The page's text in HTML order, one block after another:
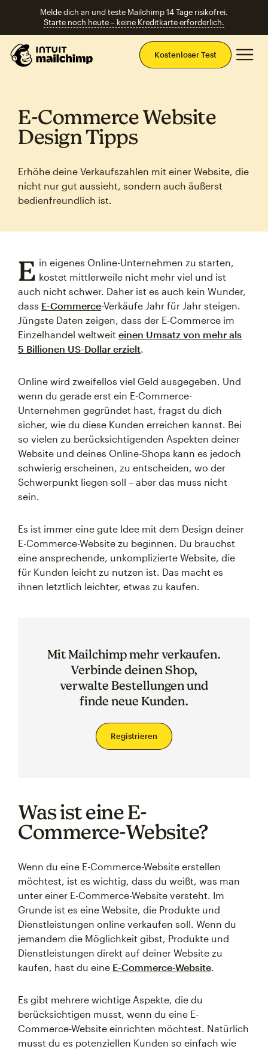
Melde dich an und teste Mailchimp 14 Tage risikofrei.
Starte noch heute – keine Kreditkarte erforderlich.
Kostenloser Test
E‑Commerce Website
Design Tipps
Erhöhe deine Verkaufszahlen mit einer Website, die
nicht nur gut aussieht, sondern auch äußerst
bedienfreundlich ist.
E in eigenes Online-Unternehmen zu starten,
kostet mittlerweile nicht mehr viel und ist
auch nicht schwer. Daher ist es auch kein Wunder,
dass E-Commerce-Verkäufe Jahr für Jahr steigen.
Jüngste Daten zeigen, dass der E-Commerce im
Einzelhandel weltweit einen Umsatz von mehr als
5 Billionen US-Dollar erzielt.
Online wird zweifellos viel Geld ausgegeben. Und
wenn du gerade erst ein E-Commerce-
Unternehmen gegründet hast, fragst du dich
sicher, wie du diese Kunden erreichen kannst. Bei
so vielen zu berücksichtigenden Aspekten deiner
Website und deines Online-Shops kann es jedoch
schwierig erscheinen, zu entscheiden, wo der
Schwerpunkt liegen soll – aber das muss nicht
sein.
Es ist immer eine gute Idee mit dem Design deiner
E-Commerce-Website zu beginnen. Du brauchst
eine ansprechende, unkomplizierte Website, die
für Kunden leicht zu nutzen ist. Das macht es
ihnen letztlich leichter, etwas zu kaufen.
Mit Mailchimp mehr verkaufen.
Verbinde deinen Shop,
verwalte Bestellungen und
finde neue Kunden.
Registrieren
Was ist eine E-
Commerce-Website?
Wenn du eine E-Commerce-Website erstellen
möchtest, ist es wichtig, dass du weißt, was man
unter einer E-Commerce-Website versteht. Im
Grunde ist es eine Website, die Produkte und
Dienstleistungen online verkaufen soll. Wenn du
jemandem die Möglichkeit gibst, Produkte und
Dienstleistungen direkt auf deiner Website zu
kaufen, hast du eine E-Commerce-Website.
Es gibt mehrere wichtige Aspekte, die du
berücksichtigen musst, wenn du eine E-
Commerce-Website einrichten möchtest. Natürlich
musst du es potenziellen Kunden so einfach wie